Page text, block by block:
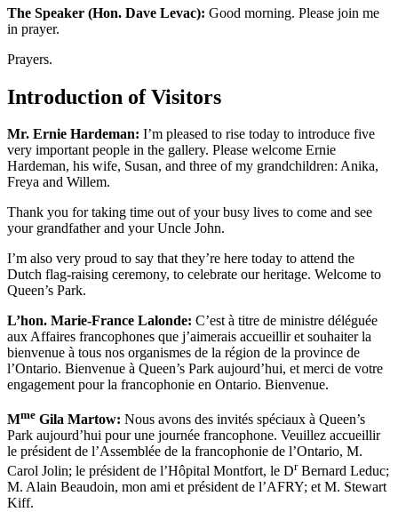
The Speaker (Hon. Dave Levac): Good morning. Please join me
in prayer.
Prayers.
Introduction of Visitors
Mr. Ernie Hardeman: I’m pleased to rise today to introduce five
very important people in the gallery. Please welcome Ernie
Hardeman, his wife, Susan, and three of my grandchildren: Anika,
Freya and Willem.
Thank you for taking time out of your busy lives to come and see
your grandfather and your Uncle John.
I’m also very proud to say that they’re here today to attend the
Dutch flag-raising ceremony, to celebrate our heritage. Welcome to
Queen’s Park.
L’hon. Marie-France Lalonde: C’est à titre de ministre déléguée
aux Affaires francophones que j’aimerais accueillir et souhaiter la
bienvenue à tous nos organismes de la région de la province de
l’Ontario. Bienvenue à Queen’s Park aujourd’hui, et merci de votre
engagement pour la francophonie en Ontario. Bienvenue.
Mme Gila Martow: Nous avons des invités spéciaux à Queen’s
Park aujourd’hui pour une journée francophone. Veuillez accueillir
le président de l’Assemblée de la francophonie de l’Ontario, M.
Carol Jolin; le président de l’Hôpital Montfort, le DrBernard Leduc;
M. Alain Beaudoin, mon ami et président de l’AFRY; et M. Stewart
Kiff.